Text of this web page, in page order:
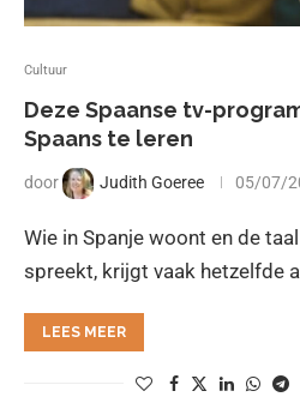
Cultuur
Deze Spaanse tv-
Spaans te leren
door Judith Goeree 05/07/
Wie in Spanje woont en de
spreekt, krijgt vaak hetzelfde
LEES MEER